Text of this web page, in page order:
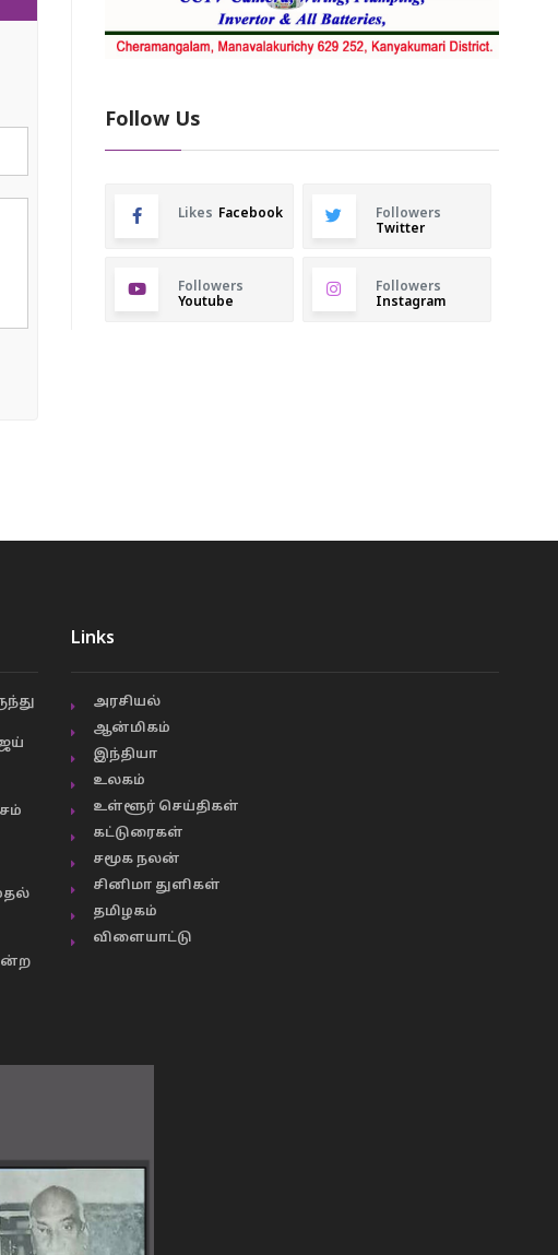
Follow Us
Likes Facebook
Followers
Twitter
Followers
Youtube
Followers
Instagram
Links
அரசியல்
ஆன்மிகம்
இந்தியா
உலகம்
உள்ளூர் செய்திகள்
கட்டுரைகள்
சமூக நலன்
சினிமா துளிகள்
தமிழகம்
விளையாட்டு